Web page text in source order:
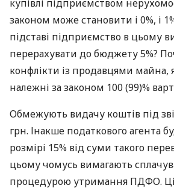
купівлі підприємством
законом може становити і 0%, і
підставі підприємство в цьому
перерахувати до бюджету 5%?
конфлікти із продавцями майна,
належні за законом 100 (99)%
Обмежують видачу коштів під
грн. Інакше податкового агента
розмірі 15% від суми такого
цьому чомусь вимагають
процедурою утримання ПДФО.